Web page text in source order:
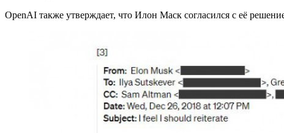
OpenAI также утверждает, что Илон Маск согласился с её